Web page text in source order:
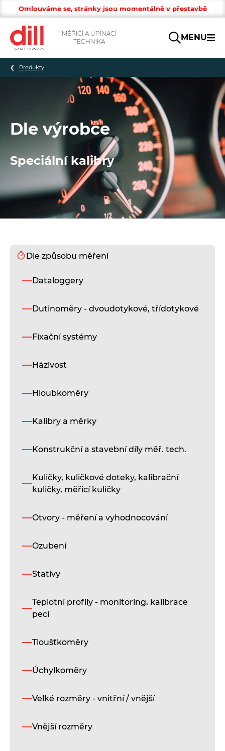
Omlouváme se, stránky jsou momentálně v přestavbě
MĚŘICÍ A UPÍNACÍ
TECHNIKA
Hledat
MENU
Produkty
Dle výrobce
Speciální kalibry
Dle způsobu měření
Dataloggery
Dutinoměry - dvoudotykové, třídotykové
Fixační systémy
Házivost
Hloubkoměry
Kalibry a měrky
Konstrukční a stavební díly měř. tech.
Kuličky, kuličkové doteky, kalibrační
kuličky, měřicí kuličky
Otvory - měření a vyhodnocování
Ozubení
Stativy
Teplotní profily - monitoring, kalibrace
pecí
Tloušťkoměry
Úchylkoměry
Velké rozměry - vnitřní / vnější
Vnější rozměry